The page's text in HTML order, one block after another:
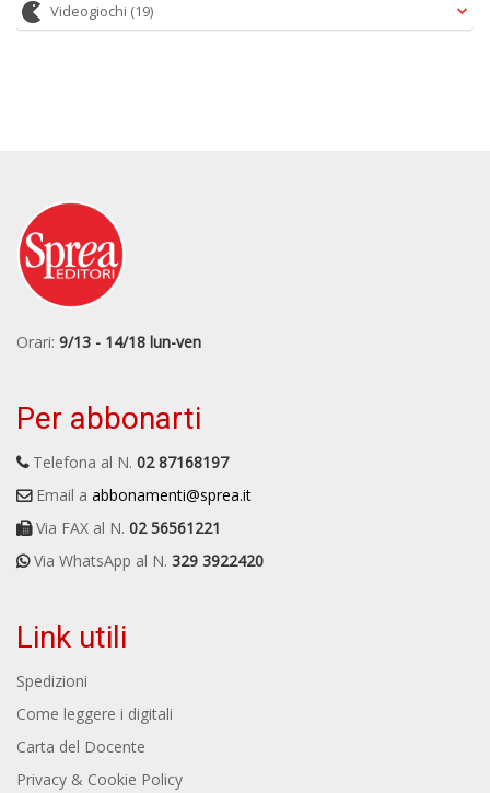
Videogiochi (19)
Orari: 9/13 - 14/18 lun-ven
Per abbonarti
Telefona al N. 02 87168197
Email a abbonamenti@sprea.it
Via FAX al N. 02 56561221
Via WhatsApp al N. 329 3922420
Link utili
Spedizioni
Come leggere i digitali
Carta del Docente
Privacy & Cookie Policy